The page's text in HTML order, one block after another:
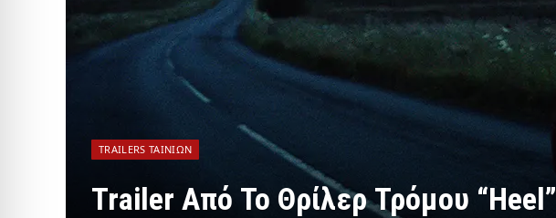
TRAILERS ΤΑΙΝΙΏΝ
Trailer Από Το Θρίλερ Τρόμου “Heel”